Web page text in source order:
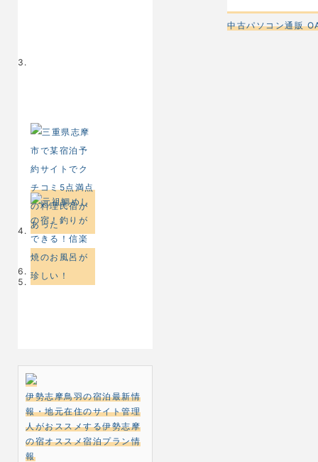
伊勢志摩鳥羽の宿泊最新情
報・地元在住のサイト管理
人がおススメする伊勢志摩
の宿オススメ宿泊プラン情
報
中古パソコン通販